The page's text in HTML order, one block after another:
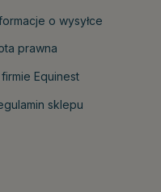
o wysyłce
prawna
firmie Equinest
sklepu